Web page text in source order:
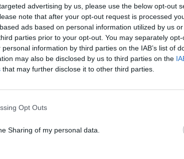
advertising by us, please use the below opt-out
note that after your opt-out request is processed
ads based on personal information utilized by us
parties prior to your opt-out. You may separately
information by third parties on the IAB’s list of
may also be disclosed by us to third parties on the
that may further disclose it to other third parties.
Opt Outs
Sharing of my personal data.
un don !